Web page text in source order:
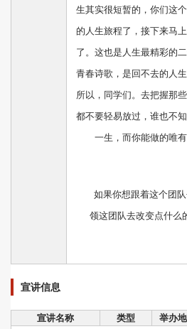
生其实很短暂的，你们这
的人生旅程了，接下来马
了。这也是人生最精彩的
青春诗歌，是回不去的人
所以，同学们。去把握那
都不要轻易放过，谁也不
一生，而你能做的唯
如果你想跟着这个团
领这团队去改变点什么
宣讲信息
宣讲名称 类型 举办